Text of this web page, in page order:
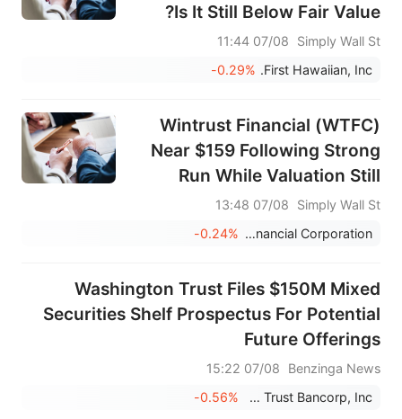
Is It Still Below Fair Value?
Simply Wall St
07/08 11:44
First Hawaiian, Inc.
-0.29%
Wintrust Financial (WTFC)
Near $159 Following Strong
Run While Valuation Still
Looks In Line
Simply Wall St
07/08 13:48
Wintrust Financial Corporation
-0.24%
Washington Trust Files $150M Mixed
Securities Shelf Prospectus For Potential
Future Offerings
Benzinga News
07/08 15:22
Washington Trust Bancorp, Inc.
-0.56%